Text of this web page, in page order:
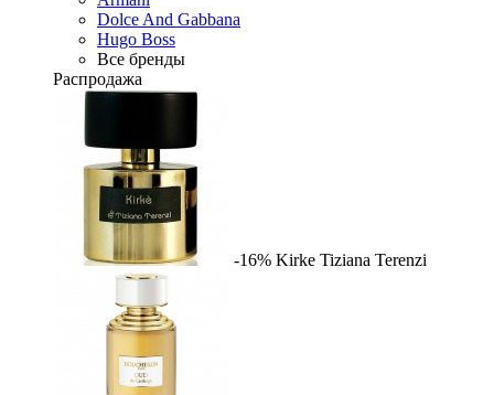
Dolce And Gabbana
Hugo Boss
Все бренды
Распродажа
-16% Kirke Tiziana Terenzi